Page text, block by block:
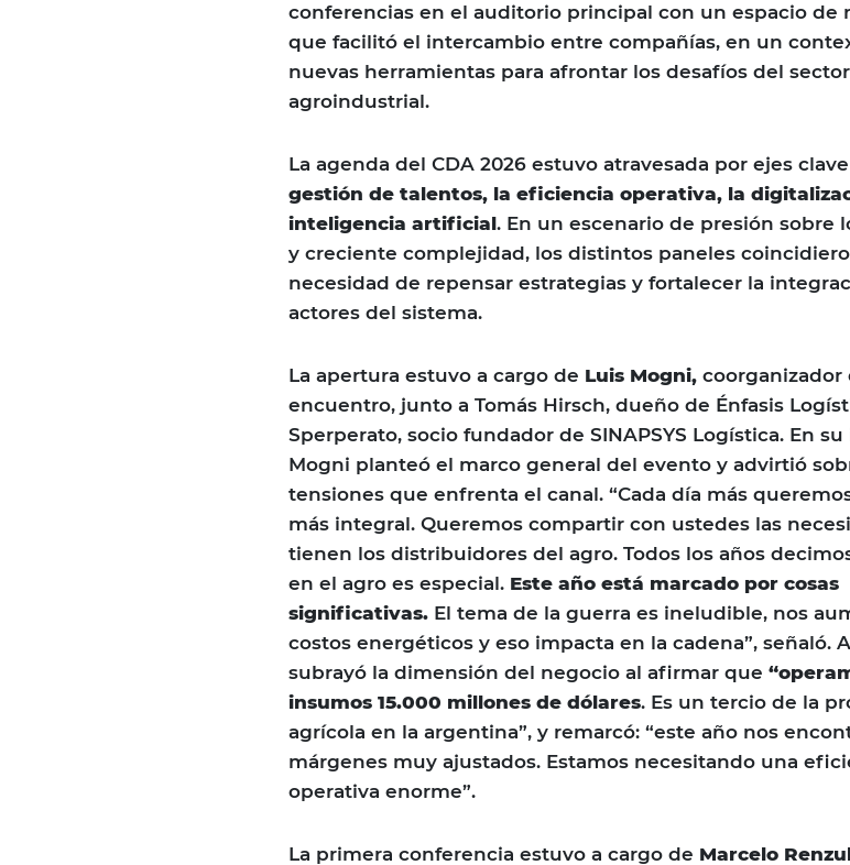
conferencias en el auditorio principal con un espacio de
que facilitó el intercambio entre compañías, en un
nuevas herramientas para afrontar los desafíos del sector
agroindustrial.
La agenda del CDA 2026 estuvo atravesada por ejes
gestión de talentos, la eficiencia operativa, la
inteligencia artificial. En un escenario de presión sobre
y creciente complejidad, los distintos paneles
necesidad de repensar estrategias y fortalecer la
actores del sistema.
La apertura estuvo a cargo de Luis Mogni, coorganizador
encuentro, junto a Tomás Hirsch, dueño de Énfasis
Sperperato, socio fundador de SINAPSYS Logística. En
Mogni planteó el marco general del evento y advirtió
tensiones que enfrenta el canal. “Cada día más
más integral. Queremos compartir con ustedes las
tienen los distribuidores del agro. Todos los años
en el agro es especial. Este año está marcado por cosas
significativas. El tema de la guerra es ineludible, nos
costos energéticos y eso impacta en la cadena”, señaló.
subrayó la dimensión del negocio al afirmar que
insumos 15.000 millones de dólares. Es un tercio de la
agrícola en la argentina”, y remarcó: “este año nos
márgenes muy ajustados. Estamos necesitando una
operativa enorme”.
La primera conferencia estuvo a cargo de Marcelo